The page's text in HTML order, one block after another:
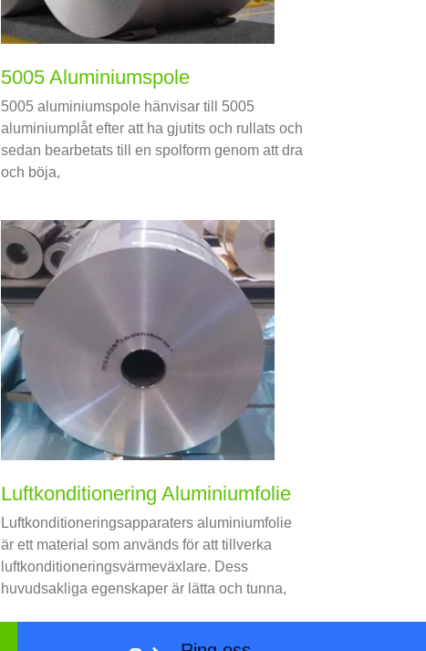
5005 Aluminiumspole
5005 aluminiumspole hänvisar till 5005
aluminiumplåt efter att ha gjutits och rullats och
sedan bearbetats till en spolform genom att dra
och böja,
Luftkonditionering Aluminiumfolie
Luftkonditioneringsapparaters aluminiumfolie
är ett material som används för att tillverka
luftkonditioneringsvärmeväxlare. Dess
huvudsakliga egenskaper är lätta och tunna,